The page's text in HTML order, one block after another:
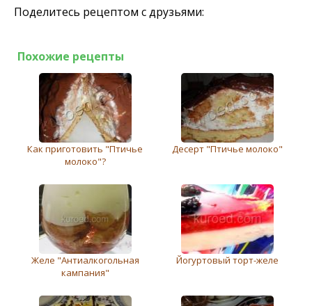
Поделитесь рецептом с друзьями:
Похожие рецепты
Как приготовить "Птичье
молоко"?
Десерт "Птичье молоко"
Желе "Антиалкогольная
кампания"
Йогуртовый торт-желе